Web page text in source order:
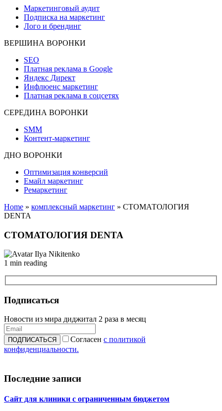
Маркетинговый аудит
Подписка на маркетинг
Лого и брендинг
ВЕРШИНА ВОРОНКИ
SEO
Платная реклама в Google
Яндекс Директ
Инфлюенс маркетинг
Платная реклама в соцсетях
СЕРЕДИНА ВОРОНКИ
SMM
Контент-маркетинг
ДНО ВОРОНКИ
Оптимизация конверсий
Емайл маркетинг
Ремаркетинг
Home » комплексный маркетинг » СТОМАТОЛОГИЯ
DENTA
СТОМАТОЛОГИЯ DENTA
Ilya Nikitenko
1 min reading
Подписаться
Новости из мира диджитал 2 раза в месяц
Согласен с политикой
конфиденциальности.
Последние записи
Сайт для клиники с ограниченным бюджетом